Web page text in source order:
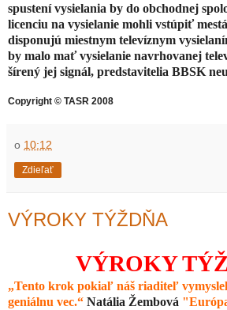
spustení vysielania by do obchodnej
licenciu na vysielanie mohli vstúpiť
disponujú miestnym televíznym
by malo mať vysielanie navrhovanej
šírený jej signál, predstavitelia BBSK
Copyright © TASR 2008
o 10:12
Zdieľať
VÝROKY TÝŽDŇA
VÝROKY
„Tento krok pokiaľ náš riaditeľ
geniálnu vec.“ Natália Žembová